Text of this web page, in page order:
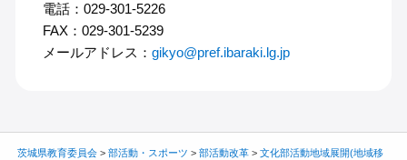
電話：029-301-5226
FAX：029-301-5239
メールアドレス： gikyo@pref.ibaraki.lg.jp
茨城県教育委員会> 部活動・スポーツ > 部活動改革> 文化部活動地域展開(地域移